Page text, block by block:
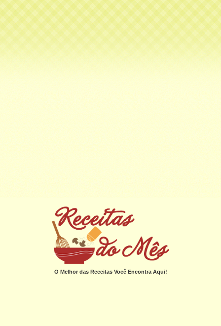
O Melhor das Receitas Você Encontra Aqui!